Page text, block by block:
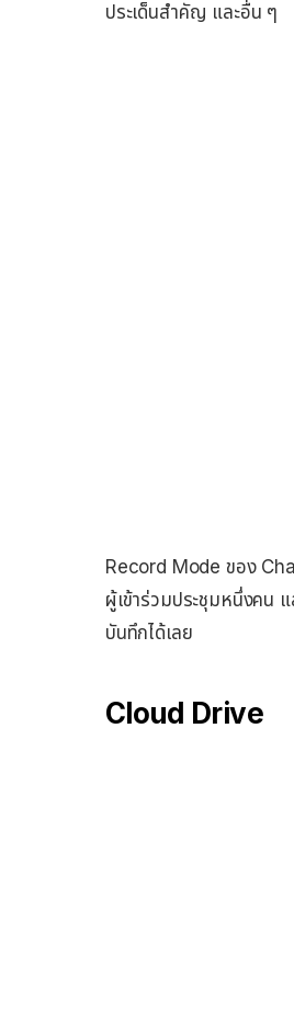
ประเด็นสำคัญ และอื่น ๆ
Record Mode ของ
ผู้เข้าร่วมประชุมหนึ่งคน
บันทึกได้เลย
Cloud Drive